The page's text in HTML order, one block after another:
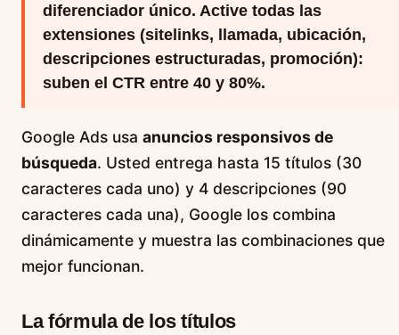
diferenciador único. Active todas las
extensiones (sitelinks, llamada, ubicación,
descripciones estructuradas, promoción):
suben el CTR entre 40 y 80%.
Google Ads usa anuncios responsivos de
búsqueda. Usted entrega hasta 15 títulos (30
caracteres cada uno) y 4 descripciones (90
caracteres cada una), Google los combina
dinámicamente y muestra las combinaciones que
mejor funcionan.
La fórmula de los títulos